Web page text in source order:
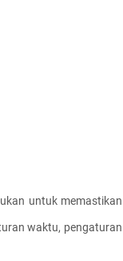
untuk memastikan
waktu, pengaturan